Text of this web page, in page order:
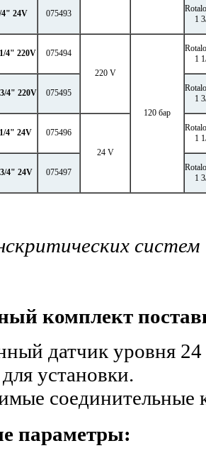
4" 24V 075493
1
4" 220V
075494
220 V
120 бар
1
4" 220V 075495
1
4" 24V
075496
24 V
1
4" 24V 075497
1
систем
комплект
датчик уровня
установки.
соединительные
параметры: